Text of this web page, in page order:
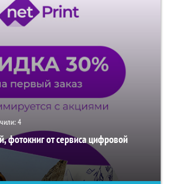
4
фотокниг от сервиса цифровой